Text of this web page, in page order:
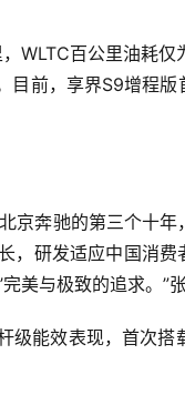
WLTC百公里油耗仅
目前，享界S9增程版
京奔驰的第三个十年
，研发适应中国消费
美与极致的追求。”张
级能效表现，首次搭